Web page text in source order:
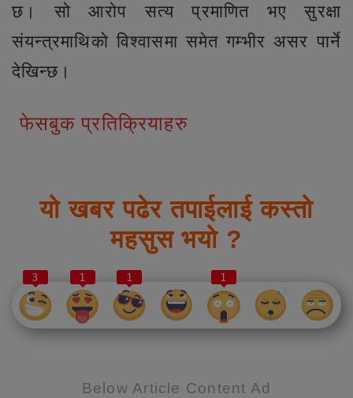
छ। सो आरोप सत्य प्रमाणित भए सुरक्षा
संयन्त्रमाथिको विश्वासमा समेत गम्भीर असर पार्ने
देखिन्छ।
फेसबुक प्रतिक्रियाहरु
यो खबर पढेर तपाईलाई कस्तो
महसुस भयो ?
3 1 1 1
Below Article Content Ad